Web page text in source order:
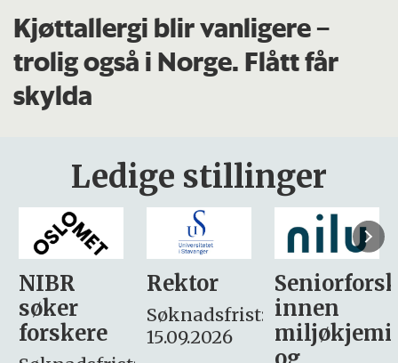
Kjøttallergi blir vanligere –
trolig også i Norge. Flått får
skylda
Ledige stillinger
Rektor
Søknadsfrist:
15.09.2026
Seniorforsker
innen
miljøkjemi
søker